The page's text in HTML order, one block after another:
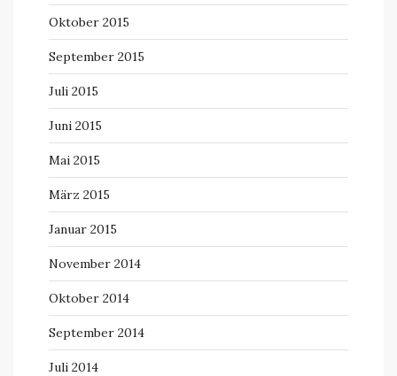
Oktober 2015
September 2015
Juli 2015
Juni 2015
Mai 2015
März 2015
Januar 2015
November 2014
Oktober 2014
September 2014
Juli 2014